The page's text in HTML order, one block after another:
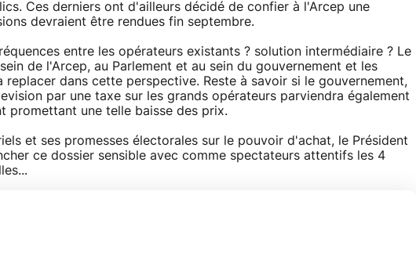
Ces derniers ont d'ailleurs décidé de confier à l'Arcep une
devraient être rendues fin septembre.
entre les opérateurs existants ? solution intermédiaire ? Le
de l'Arcep, au Parlement et au sein du gouvernement et les
dans cette perspective. Reste à savoir si le gouvernement,
par une taxe sur les grands opérateurs parviendra également
promettant une telle baisse des prix.
et ses promesses électorales sur le pouvoir d'achat, le Président
ce dossier sensible avec comme spectateurs attentifs les 4